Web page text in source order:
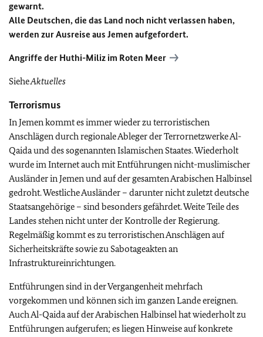
gewarnt.
Alle Deutschen, die das Land noch nicht verlassen haben,
werden zur Ausreise aus Jemen aufgefordert.
Angriffe der Huthi-Miliz im Roten Meer
SieheAktuelles
Terrorismus
In Jemen kommt es immer wieder zu terroristischen
Anschlägen durch regionale Ableger der Terrornetzwerke Al-
Qaida und des sogenannten Islamischen Staates. Wiederholt
wurde im Internet auch mit Entführungen nicht-muslimischer
Ausländer in Jemen und auf der gesamten Arabischen Halbinsel
gedroht. Westliche Ausländer – darunter nicht zuletzt deutsche
Staatsangehörige – sind besonders gefährdet. Weite Teile des
Landes stehen nicht unter der Kontrolle der Regierung.
Regelmäßig kommt es zu terroristischen Anschlägen auf
Sicherheitskräfte sowie zu Sabotageakten an
Infrastruktureinrichtungen.
Entführungen sind in der Vergangenheit mehrfach
vorgekommen und können sich im ganzen Lande ereignen.
Auch Al-Qaida auf der Arabischen Halbinsel hat wiederholt zu
Entführungen aufgerufen; es liegen Hinweise auf konkrete